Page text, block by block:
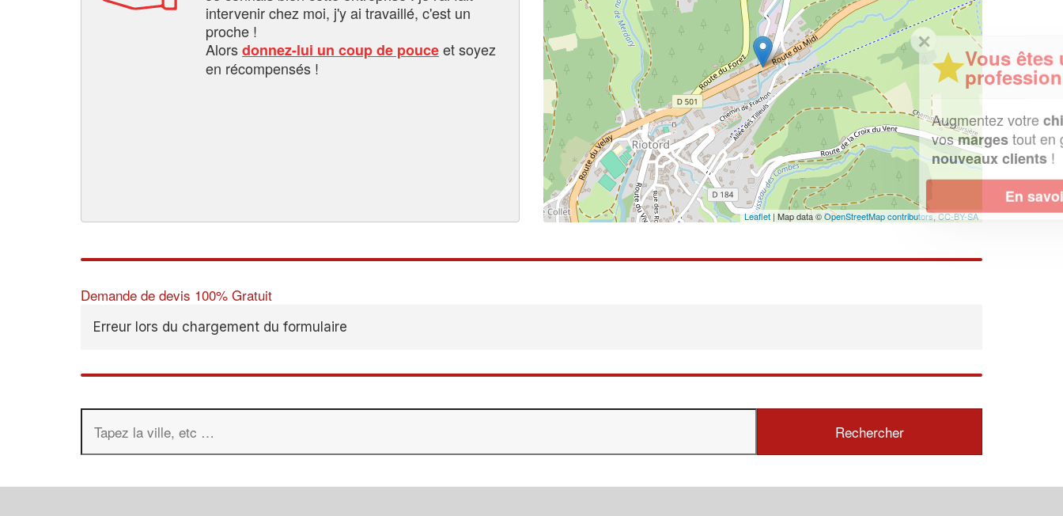
intervenir chez moi, j'y ai travaillé, c'est un
proche !
Alorsdonnez-lui un coup de pouceet soyez
en récompensés !
Leaflet | Map data ©OpenStreetMap contributors,CC-BY-SA
Demande de devis 100% Gratuit
Erreur lors du chargement du formulaire
✕
Vous êtes un
professionnel ?
Augmentez votrechiffre d'affaireset
vos margestout en gagnant de
nouveaux clients!
En savoir plus